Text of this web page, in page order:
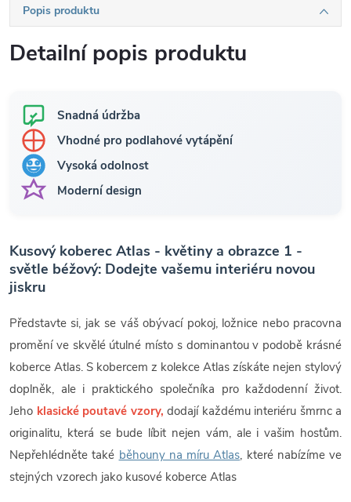
Popis produktu
Detailní popis produktu
Snadná údržba
Vhodné pro podlahové vytápění
Vysoká odolnost
Moderní design
Kusový koberec Atlas - květiny a obrazce 1 -
světle béžový: Dodejte vašemu interiéru novou
jiskru
Představte si, jak se váš obývací pokoj, ložnice nebo pracovna
promění ve skvělé útulné místo s dominantou v podobě krásné
koberce Atlas. S kobercem z kolekce Atlas získáte nejen stylový
doplněk, ale i praktického společníka pro každodenní život.
Jeho klasické poutavé vzory, dodají každému interiéru šmrnc a
originalitu, která se bude líbit nejen vám, ale i vašim hostům.
Nepřehlédněte také běhouny na míru Atlas, které nabízíme ve
stejných vzorech jako kusové koberce Atlas